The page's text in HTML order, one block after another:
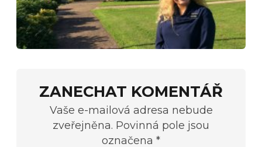
ZANECHAT KOMENTÁŘ
Vaše e-mailová adresa nebude
zveřejněna. Povinná pole jsou
označena *